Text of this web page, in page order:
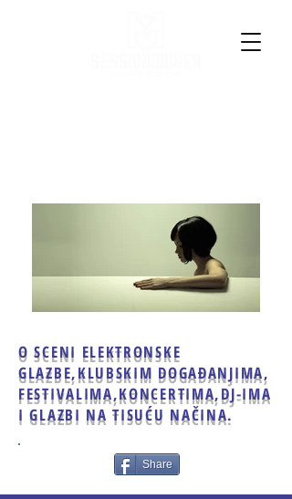
O SCENI ELEKTRONSKE
GLAZBE,KLUBSKIM DOGAĐANJIMA,
FESTIVALIMA,KONCERTIMA,DJ-IMA
I GLAZBI NA TISUĆU NAČINA.
Share